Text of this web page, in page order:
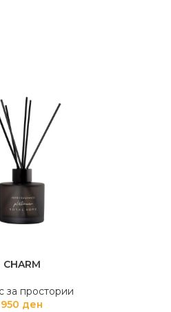
CHARM
за простории
950 ден